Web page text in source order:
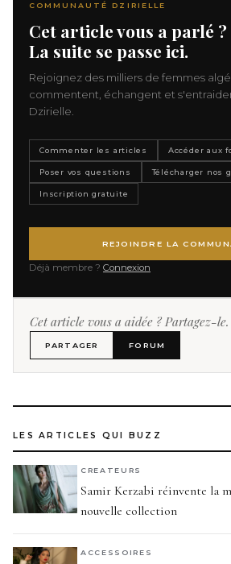
COMMUNAUTÉ DZIRIELLE
Cet article vous a parlé ?
La suite se passe ici.
Rejoignez des milliers de femmes
commentent, échangent et
Dzirielle.
Commenter les articles Accéder aux
Poser vos questions Télécharger nos
Inscription gratuite
REJOINDRE LA
Déjà membre ? Connexion
Cet article vous a aidée ? Partagez-le.
PARTAGER FORUM
LES ARTICLES QUI BUZZ
CREATEURS
Samir Kerzabi réinvente la
nouvelle collection
ACCESSOIRES